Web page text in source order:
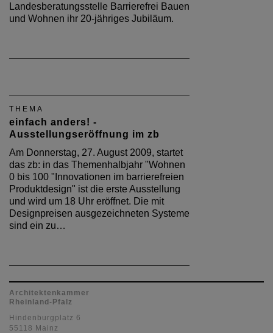
Landesberatungsstelle Barrierefrei Bauen
und Wohnen ihr 20-jähriges Jubiläum.
THEMA
einfach anders! -
Ausstellungseröffnung im zb
Am Donnerstag, 27. August 2009, startet
das zb: in das Themenhalbjahr "Wohnen
0 bis 100 "Innovationen im barrierefreien
Produktdesign" ist die erste Ausstellung
und wird um 18 Uhr eröffnet. Die mit
Designpreisen ausgezeichneten Systeme
sind ein zu…
Architektenkammer
Rheinland-Pfalz
Hindenburgplatz 6
55118 Mainz